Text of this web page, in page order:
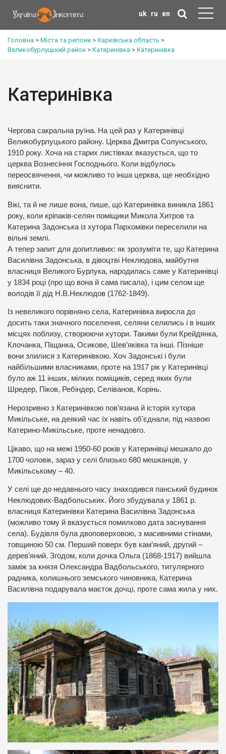
uk ru en
Головна > Міста та регіони > Харківська область >
Великобурлуцький район > Катеринівка > Катеринівка
Катеринівка
Чергова сакральна руїна. На цей раз у Катеринівці
Великобурлуцького району. Церква Дмитра Солунського,
1910 року. Хоча на старих листівках вказується, що то
церква Вознесіння Господнього. Коли відбулось
переосвячення, чи можливо то інша церква, ще необхідно
вияснити.
Вікі, та й не лише вона, пише, що Катеринівка виникла 1861
року, коли кріпаків-селян поміщики Микола Хитров та
Катерина Задонська із хутора Пархомівки переселили на
вільні землі.
А тепер запит для допитливих: як зрозуміти те, що Катерина
Василівна Задонська, в дівоцтві Неклюдова, майбутня
власниця Великого Бурлука, народилась саме у Катеринівці
у 1834 році (про що вона й сама писала), і цим селом ще
володів її дід Н.В.Неклюдов (1762-1849).
Із невеликого порівняно села, Катеринівка виросла до
досить таки значного поселення, селяни селились і в інших
місцях поблизу, створюючи хутори. Такими були Крейдянка,
Клочанка, Піщанка, Осикове, Шев’яківка та інші. Пізніше
вони злилися з Катеринівкою. Хоч Задонські і були
найбільшими власниками, проте на 1917 рік у Катеринівці
було аж 11 інших, мілких поміщиків, серед яких були
Шредер, Піков, Ребіндер, Селіванов, Корінь.
Нерозривно з Катеринівкою пов’язана й історія хутора
Микільське, на деякий час їх навіть об’єднали, під назвою
Катерино-Микільське, проте ненадовго.
Цікаво, що на межі 1950-60 років у Катеринівці мешкало до
1700 чоловік, зараз у селі близько 680 мешканців, у
Микільському – 40.
У селі ще до недавнього часу знаходився панський будинок
Неклюдових-Вадбольських. Його збудувала у 1861 р.
власниця Катеринівки Катерина Василівна Задонська
(можливо тому й вказується помилково дата заснування
села). Будівля була двоповерховою, з масивними стінами,
товщиною 50 см. Перший поверх був кам’яний, другий –
дерев’яний. Згодом, коли дочка Ольга (1868-1917) вийшла
заміж за князя Олександра Вадбольського, титулярного
радника, колишнього земського чиновника, Катерина
Василівна подарувала маєток дочці, проте сама жила у них.